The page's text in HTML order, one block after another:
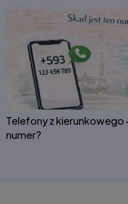
Telefony z kierunkowego
numer?